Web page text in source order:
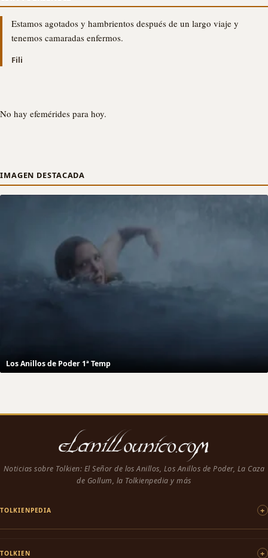
Estamos agotados y hambrientos después de un largo viaje y
tenemos camaradas enfermos.
Fili
No hay efemérides para hoy.
IMAGEN DESTACADA
Los Anillos de Poder 1ª Temp
Noticias sobre Tolkien: El Señor de los Anillos, Los Anillos de Poder, La Caza
de Gollum, la Tolkienpedia y más
TOLKIENPEDIA
TOLKIEN